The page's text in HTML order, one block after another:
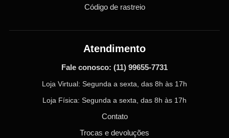
Código de rastreio
Atendimento
Fale conosco: (11) 99655-7731
Loja Virtual: Segunda a sexta, das 8h às 17h
Loja Física: Segunda a sexta, das 8h às 17h
Contato
Trocas e devoluções